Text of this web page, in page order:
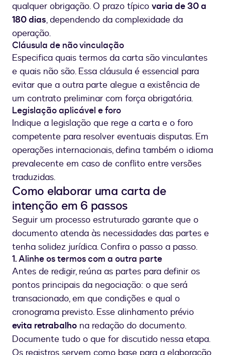
qualquer obrigação. O prazo típico varia de 30 a
180 dias, dependendo da complexidade da
operação.
Cláusula de não vinculação
Especifica quais termos da carta são vinculantes
e quais não são. Essa cláusula é essencial para
evitar que a outra parte alegue a existência de
um contrato preliminar com força obrigatória.
Legislação aplicável e foro
Indique a legislação que rege a carta e o foro
competente para resolver eventuais disputas. Em
operações internacionais, defina também o idioma
prevalecente em caso de conflito entre versões
traduzidas.
Como elaborar uma carta de
intenção em 6 passos
Seguir um processo estruturado garante que o
documento atenda às necessidades das partes e
tenha solidez jurídica. Confira o passo a passo.
1. Alinhe os termos com a outra parte
Antes de redigir, reúna as partes para definir os
pontos principais da negociação: o que será
transacionado, em que condições e qual o
cronograma previsto. Esse alinhamento prévio
evita retrabalho na redação do documento.
Documente tudo o que for discutido nessa etapa.